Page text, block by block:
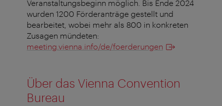
Veranstaltungsbeginn möglich. Bis Ende 2024
wurden 1200 Förderanträge gestellt und
bearbeitet, wobei mehr als 800 in konkreten
Zusagen mündeten:
meeting.vienna.info/de/foerderungen
Über das Vienna Convention
Bureau